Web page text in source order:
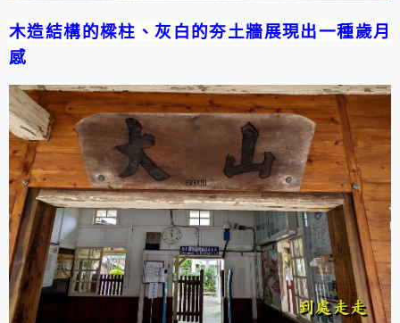
木造結構的樑柱、灰白的夯土牆展現出一種歲月
感